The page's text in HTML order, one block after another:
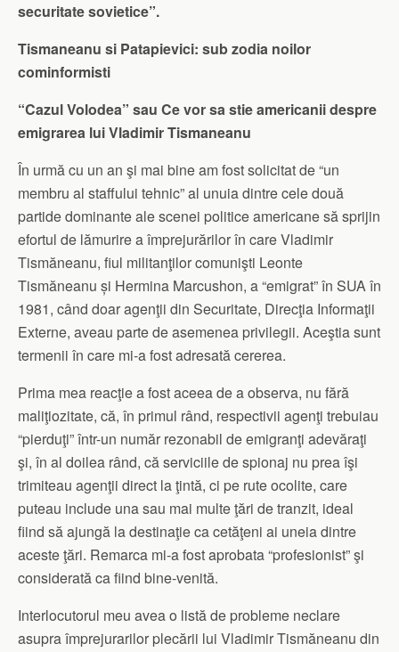
securitate sovietice”.
Tismaneanu si Patapievici: sub zodia noilor
cominformisti
“Cazul Volodea” sau Ce vor sa stie americanii despre
emigrarea lui Vladimir Tismaneanu
În urmă cu un an şi mai bine am fost solicitat de “un
membru al staffului tehnic” al unuia dintre cele două
partide dominante ale scenei politice americane să sprijin
efortul de lămurire a împrejurărilor în care Vladimir
Tismăneanu, fiul militanţilor comunişti Leonte
Tismăneanu și Hermina Marcushon, a “emigrat” în SUA în
1981, când doar agenţii din Securitate, Direcţia Informaţii
Externe, aveau parte de asemenea privilegii. Aceştia sunt
termenii în care mi-a fost adresată cererea.
Prima mea reacţie a fost aceea de a observa, nu fără
maliţiozitate, că, în primul rând, respectivii agenţi trebuiau
“pierduţi” într-un număr rezonabil de emigranţi adevăraţi
şi, în al doilea rând, că serviciile de spionaj nu prea îşi
trimiteau agenţii direct la ţintă, ci pe rute ocolite, care
puteau include una sau mai multe ţări de tranzit, ideal
fiind să ajungă la destinaţie ca cetăţeni ai uneia dintre
aceste ţări. Remarca mi-a fost aprobata “profesionist” şi
considerată ca fiind bine-venită.
Interlocutorul meu avea o listă de probleme neclare
asupra împrejurarilor plecării lui Vladimir Tismăneanu din